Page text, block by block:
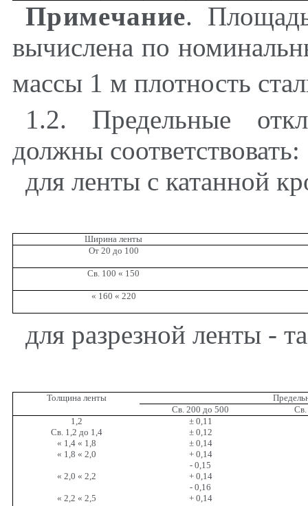
Примечание.
вычислена по
массы 1 м плотность
1.2. Предельные
должны соответствовать:
для ленты с катанной
Ширина ленты
От 20 до 100
Св. 100 « 150
« 160 « 220
для разрезной ленты -
Толщина ленты
Св. 200 до 500
Св.
1,2
±0,11
Св. 1,2 до 1,4
±0,12
« 1,4 « 1,8
±0,14
« 1,8 « 2,0
+ 0,14
- 0,15
« 2,0 « 2,2
+ 0,14
- 0,16
« 2,2 « 2,5
+ 0,14